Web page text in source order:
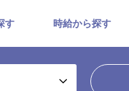
す 時給から探す